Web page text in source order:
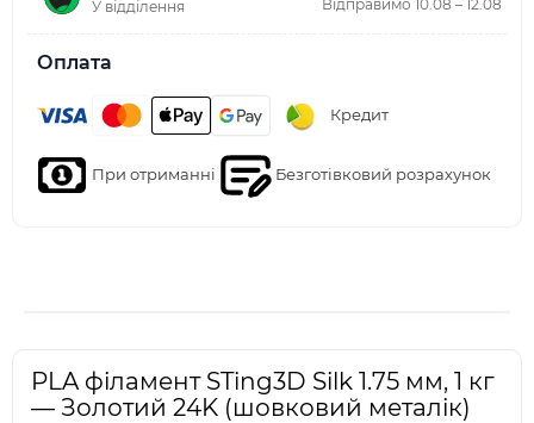
У відділення Відправимо 10.08 – 12.08
Оплата
Кредит
При отриманні Безготівковий розрахунок
PLA філамент STing3D Silk 1.75 мм, 1 кг
— Золотий 24K (шовковий металік)